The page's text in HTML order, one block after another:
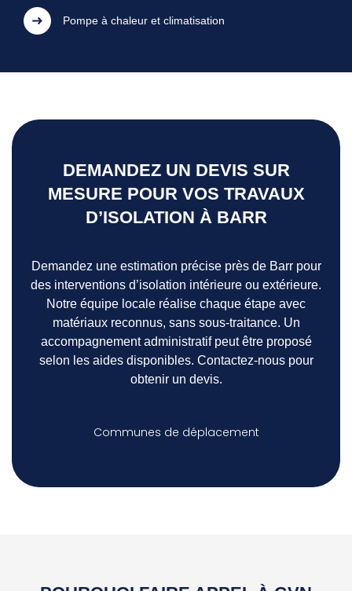
Pompe à chaleur et climatisation
DEMANDEZ UN DEVIS SUR
MESURE POUR VOS TRAVAUX
D’ISOLATION À BARR
Demandez une estimation précise près de Barr pour
des interventions d’isolation intérieure ou extérieure.
Notre équipe locale réalise chaque étape avec
matériaux reconnus, sans sous-traitance. Un
accompagnement administratif peut être proposé
selon les aides disponibles. Contactez-nous pour
obtenir un devis.
Communes de déplacement